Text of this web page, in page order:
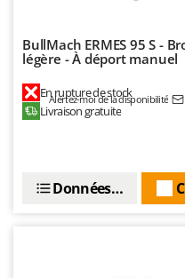
BullMach ERMES 95 S -
légère - À déport manuel
En rupture de stock
Alertez-moi de la disponibilité
Livraison gratuite
Données